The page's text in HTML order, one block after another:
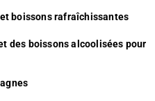
rafraîchissantes
des boissons alcoolisées pour